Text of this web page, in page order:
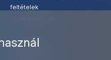
feltételek